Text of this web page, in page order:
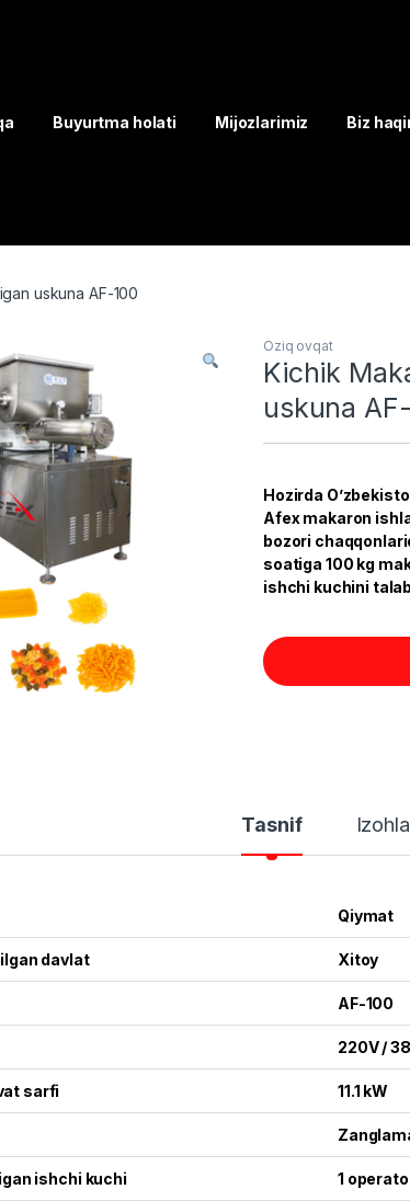
Buyurtma holati Mijozlarimiz Biz
uskuna AF-100
Oziq ovqat
Kichik
uskuna
Hozirda
Afex makaron
bozori
soatiga 100 kg
ishchi kuchini
Tasnif
Qiymat
davlat Xitoy
AF-100
220V /
sarfi 11.1 kW
ishchi kuchi 1